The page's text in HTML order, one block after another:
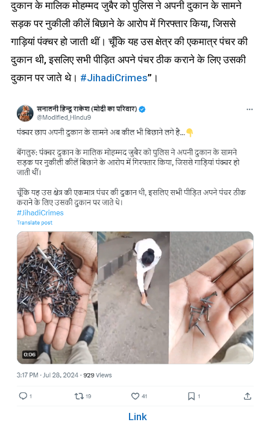
दुकान के मालिक मोहम्मद जुबैर को पुलिस ने अपनी दुकान के सामने
सड़क पर नुकीली कीलें बिछाने के आरोप में गिरफ्तार किया, जिससे
गाड़ियां पंक्चर हो जाती थीं। चूँकि यह उस क्षेत्र की एकमात्र पंचर की
दुकान थी, इसलिए सभी पीड़ित अपने पंचर ठीक कराने के लिए उसकी
दुकान पर जाते थे। #JihadiCrimes”।
Link